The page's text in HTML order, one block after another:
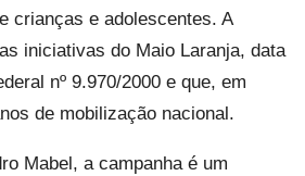
crianças e adolescentes. A
iniciativas do Maio Laranja, data
nº 9.970/2000 e que, em
de mobilização nacional.
Mabel, a campanha é um